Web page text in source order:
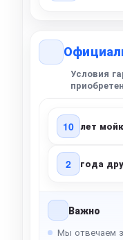
Условия
10 лет
2 года
Важно
Мы отвечаем